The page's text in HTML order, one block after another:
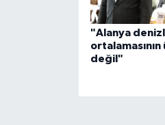
"Alanya
değil"